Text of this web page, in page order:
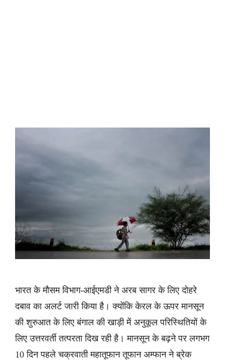
भारत के मौसम विभाग-आईएमडी ने अरब सागर के लिए दोहरे
दबाव का अलर्ट जारी किया है। क्योंकि केरल के ऊपर मानसून
की शुरुआत के लिए बंगाल की खाड़ी में अनुकूल परिस्थितियों के
लिए उत्तरवर्ती तत्परता दिख रही है। मानसून के बढ़ने पर लगभग
10 दिन पहले चक्रवाती महातूफान तूफान अम्फान ने ब्रेक